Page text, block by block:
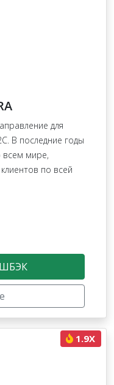
для
В последние годы
всем мире,
по всей
1.9X